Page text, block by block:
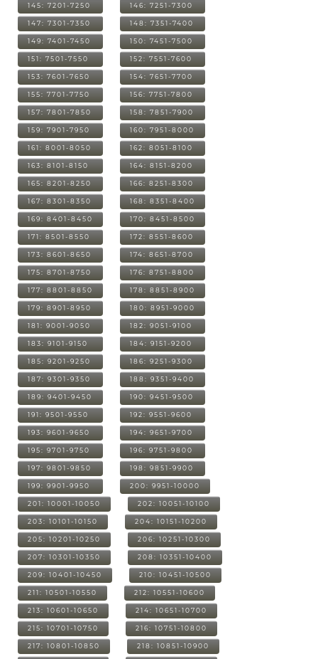
145: 7201-7250 146: 7251-7300
147: 7301-7350 148: 7351-7400
149: 7401-7450 150: 7451-7500
151: 7501-7550 152: 7551-7600
153: 7601-7650 154: 7651-7700
155: 7701-7750 156: 7751-7800
157: 7801-7850 158: 7851-7900
159: 7901-7950 160: 7951-8000
161: 8001-8050 162: 8051-8100
163: 8101-8150 164: 8151-8200
165: 8201-8250 166: 8251-8300
167: 8301-8350 168: 8351-8400
169: 8401-8450 170: 8451-8500
171: 8501-8550 172: 8551-8600
173: 8601-8650 174: 8651-8700
175: 8701-8750 176: 8751-8800
177: 8801-8850 178: 8851-8900
179: 8901-8950 180: 8951-9000
181: 9001-9050 182: 9051-9100
183: 9101-9150 184: 9151-9200
185: 9201-9250 186: 9251-9300
187: 9301-9350 188: 9351-9400
189: 9401-9450 190: 9451-9500
191: 9501-9550 192: 9551-9600
193: 9601-9650 194: 9651-9700
195: 9701-9750 196: 9751-9800
197: 9801-9850 198: 9851-9900
199: 9901-9950 200: 9951-10000
201: 10001-10050 202: 10051-10100
203: 10101-10150 204: 10151-10200
205: 10201-10250 206: 10251-10300
207: 10301-10350 208: 10351-10400
209: 10401-10450 210: 10451-10500
211: 10501-10550 212: 10551-10600
213: 10601-10650 214: 10651-10700
215: 10701-10750 216: 10751-10800
217: 10801-10850 218: 10851-10900